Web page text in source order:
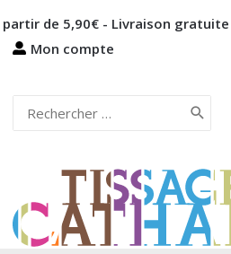
de 5,90€ - Livraison
Mon compte